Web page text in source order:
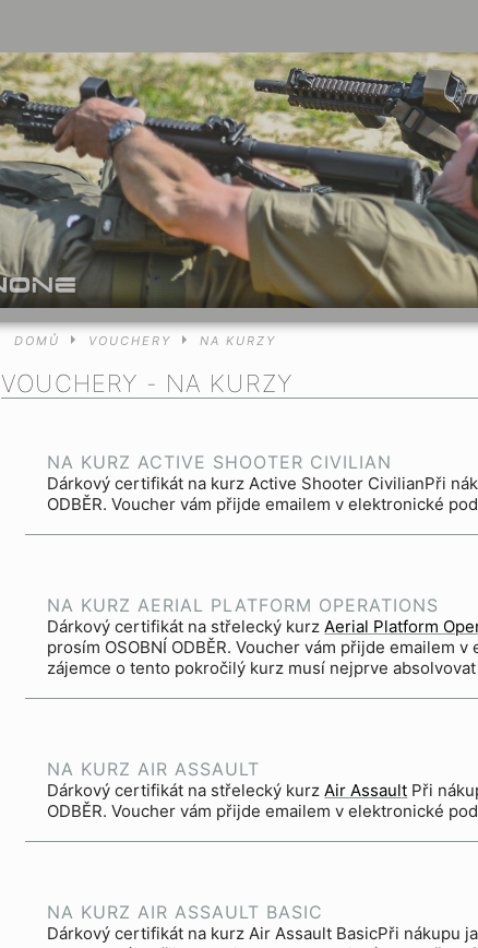
DOMŮ VOUCHERY NA KURZY
VOUCHERY - NA KURZY
NA KURZ ACTIVE SHOOTER CIVILIAN
Dárkový certifikát na kurz Active Shooter CivilianPři
ODBĚR. Voucher vám přijde emailem v elektronické
NA KURZ AERIAL PLATFORM OPERATIONS
Dárkový certifikát na střelecký kurzAerial Platform
prosím OSOBNÍ ODBĚR. Voucher vám přijde emailem
zájemce o tento pokročilý kurz musí nejprve absolvovat
NA KURZ AIR ASSAULT
Dárkový certifikát na střelecký kurzAir Assault
ODBĚR. Voucher vám přijde emailem v elektronické
NA KURZ AIR ASSAULT BASIC
Dárkový certifikát na kurz Air Assault BasicPři nákupu